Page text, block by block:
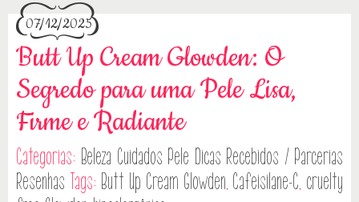
07/12/2025
Butt Up Cream Glowden: O
Segredo para uma Pele Lisa,
Firme e Radiante
Categorias: Beleza Cuidados Pele Dicas Recebidos / Parcerias
Resenhas Tags: Butt Up Cream Glowden, Cafeisilane-C, cruelty